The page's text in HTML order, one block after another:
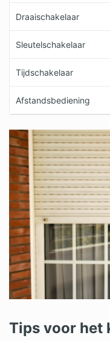
Draaischakelaar
Sleutelschakelaar
Tijdschakelaar
Afstandsbediening
Tips voor het